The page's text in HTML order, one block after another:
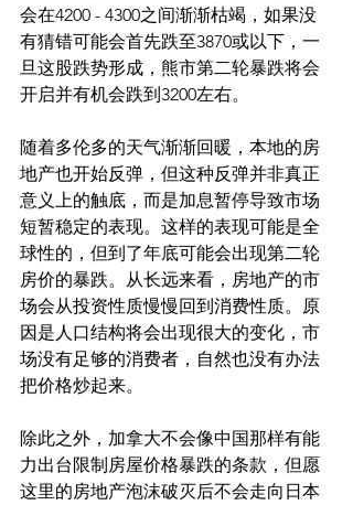
会在4200 - 4300之间渐渐枯竭，如果没
有猜错可能会首先跌至3870或以下，一
旦这股跌势形成，熊市第二轮暴跌将会
开启并有机会跌到3200左右。
随着多伦多的天气渐渐回暖，本地的房
地产也开始反弹，但这种反弹并非真正
意义上的触底，而是加息暂停导致市场
短暂稳定的表现。这样的表现可能是全
球性的，但到了年底可能会出现第二轮
房价的暴跌。从长远来看，房地产的市
场会从投资性质慢慢回到消费性质。原
因是人口结构将会出现很大的变化，市
场没有足够的消费者，自然也没有办法
把价格炒起来。
除此之外，加拿大不会像中国那样有能
力出台限制房屋价格暴跌的条款，但愿
这里的房地产泡沫破灭后不会走向日本